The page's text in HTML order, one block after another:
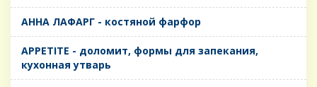
AHHA ЛАФАРГ - костяной фарфор
APPETITE - доломит, формы для запекания,
кухонная утварь